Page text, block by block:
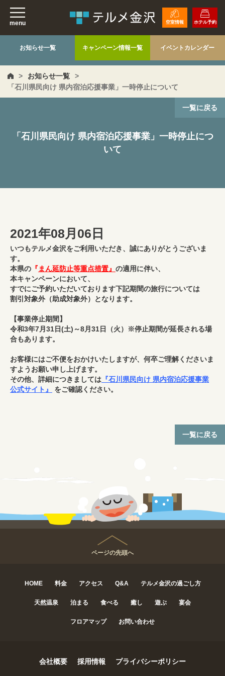
menu 空室情報 ホテル予約
お知らせ一覧 キャンペーン情報一覧 イベントカレンダー
> お知らせ一覧
>
「石川県民向け 県内宿泊応援事業」一時停止について
「石川県民向け 県内宿泊応援事業」一時停止につ
いて
一覧に戻る
2021年08月06日
いつもテルメ金沢をご利用いただき、誠にありがとうございま
す。
本県の 『 まん延防止等重点措置』 の適用に伴い、
本キャンペーンにおいて、
すでにご予約いただいております下記期間の旅行については
割引対象外（助成対象外）となります。
【事業停止期間】
令和3年7月31日(土)～8月31日（火）※停止期間が延長される場
合もあります。
お客様にはご不便をおかけいたしますが、何卒ご理解くださいま
すようお願い申し上げます。
その他、詳細につきましては 『石川県民向け 県内宿泊応援事業
公式サイト』
をご確認ください。
一覧に戻る
ページの先頭へ
HOME 料金 アクセス Q&A テルメ金沢の過ごし方
天然温泉 泊まる 食べる 癒し 遊ぶ 宴会
フロアマップ お問い合わせ
会社概要 採用情報 プライバシーポリシー